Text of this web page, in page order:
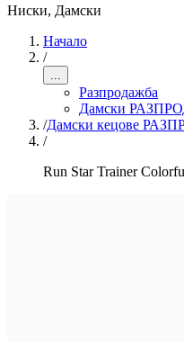
Ниски, Дамски
Начало
/
...
Разпродажба
Дамски
/Дамски кецове
/
Run Star Trainer